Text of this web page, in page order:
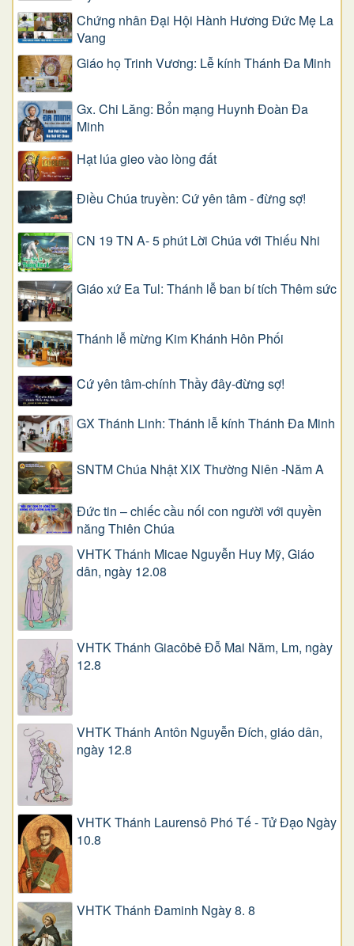
Chứng nhân Đại Hội Hành Hương Đức Mẹ La
Vang
Giáo họ Trinh Vương: Lễ kính Thánh Đa Minh
Gx. Chi Lăng: Bổn mạng Huynh Đoàn Đa
Minh
Hạt lúa gieo vào lòng đất
Điều Chúa truyền: Cứ yên tâm - đừng sợ!
CN 19 TN A- 5 phút Lời Chúa với Thiếu Nhi
Giáo xứ Ea Tul: Thánh lễ ban bí tích Thêm sức
Thánh lễ mừng Kim Khánh Hôn Phối
Cứ yên tâm-chính Thầy đây-đừng sợ!
GX Thánh Linh: Thánh lễ kính Thánh Đa Minh
SNTM Chúa Nhật XIX Thường Niên -Năm A
Đức tin – chiếc cầu nối con người với quyền
năng Thiên Chúa
VHTK Thánh Micae Nguyễn Huy Mỹ, Giáo
dân, ngày 12.08
VHTK Thánh Giacôbê Ðỗ Mai Năm, Lm, ngày
12.8
VHTK Thánh Antôn Nguyễn Ðích, giáo dân,
ngày 12.8
VHTK Thánh Laurensô Phó Tế - Tử Đạo Ngày
10.8
VHTK Thánh Đaminh Ngày 8. 8